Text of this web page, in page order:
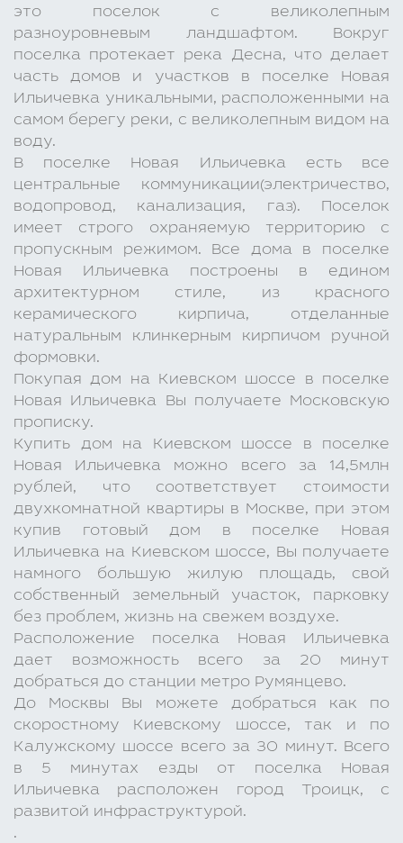
это поселок с великолепным
разноуровневым ландшафтом. Вокруг
поселка протекает река Десна, что делает
часть домов и участков в поселке Новая
Ильичевка уникальными, расположенными на
самом берегу реки, с великолепным видом на
воду.
В поселке Новая Ильичевка есть все
центральные коммуникации(электричество,
водопровод, канализация, газ). Поселок
имеет строго охраняемую территорию с
пропускным режимом. Все дома в поселке
Новая Ильичевка построены в едином
архитектурном стиле, из красного
керамического кирпича, отделанные
натуральным клинкерным кирпичом ручной
формовки.
Покупая дом на Киевском шоссе в поселке
Новая Ильичевка Вы получаете Московскую
прописку.
Купить дом на Киевском шоссе в поселке
Новая Ильичевка можно всего за 14,5млн
рублей, что соответствует стоимости
двухкомнатной квартиры в Москве, при этом
купив готовый дом в поселке Новая
Ильичевка на Киевском шоссе, Вы получаете
намного большую жилую площадь, свой
собственный земельный участок, парковку
без проблем, жизнь на свежем воздухе.
Расположение поселка Новая Ильичевка
дает возможность всего за 20 минут
добраться до станции метро Румянцево.
До Москвы Вы можете добраться как по
скоростному Киевскому шоссе, так и по
Калужскому шоссе всего за 30 минут. Всего
в 5 минутах езды от поселка Новая
Ильичевка расположен город Троицк, с
развитой инфраструктурой.
.